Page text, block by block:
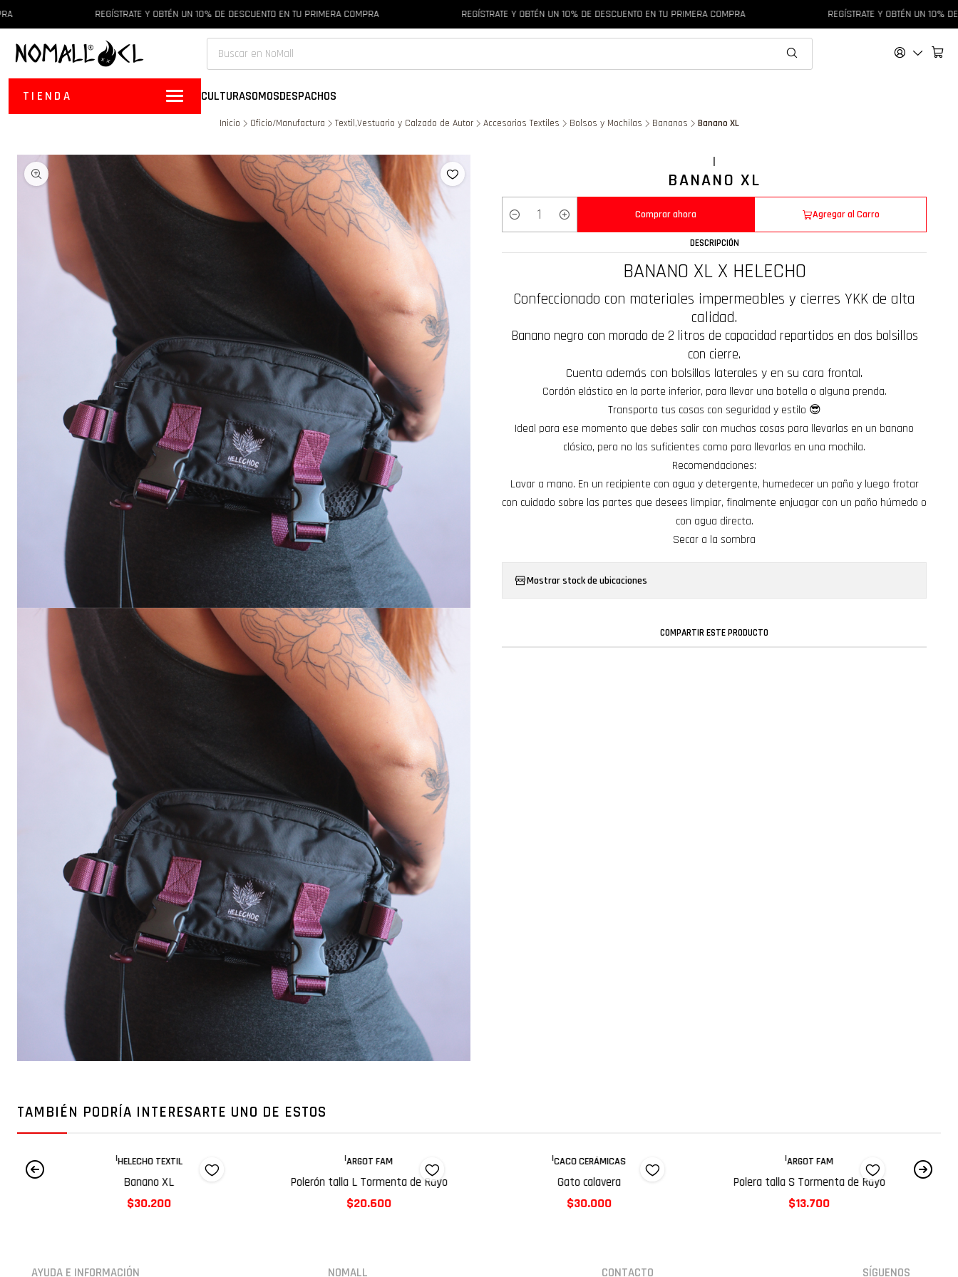
REGÍSTRATE Y OBTÉN UN 10% DE DESCUENTO EN TU PRIMERA COMPRA REGÍSTRATE Y OBTÉN UN 10% DE DESCUENTO EN TU PRIMERA COMPRA REGÍSTRATE Y OBTÉN UN 10% DE
TIENDA CULTURASOMOSDESPACHOS
Inicio Oficio/Manufactura Textil,Vestuario y Calzado de Autor Accesorios Textiles Bolsos y Mochilas Bananos Banano XL
|
BANANO XL
Cantidad
Agregar al Carro
Comprar ahora
DESCRIPCIÓN
BANANO XL X HELECHO
Confeccionado con materiales impermeables y cierres YKK de alta
calidad.
Banano negro con morado de 2 litros de capacidad repartidos en dos bolsillos
con cierre.
Cuenta además con bolsillos laterales y en su cara frontal.
Cordón elástico en la parte inferior, para llevar una botella o alguna prenda.
Transporta tus cosas con seguridad y estilo 😎
Ideal para ese momento que debes salir con muchas cosas para llevarlas en un banano
clásico, pero no las suficientes como para llevarlas en una mochila.
Recomendaciones:
Lavar a mano. En un recipiente con agua y detergente, humedecer un paño y luego frotar
con cuidado sobre las partes que desees limpiar, finalmente enjuagar con un paño húmedo o
con agua directa.
Secar a la sombra
Mostrar stock de ubicaciones
COMPARTIR ESTE PRODUCTO
TAMBIÉN PODRÍA INTERESARTE UNO DE ESTOS
|HELECHO TEXTIL
Banano XL
$30.200
|ARGOT FAM
Polerón talla L Tormenta de Rayo
$20.600
Agotado
|CACO CERÁMICAS
Gato calavera
$30.000
|ARGOT FAM
Polera talla S Tormenta de Rayo
$13.700
AYUDA E INFORMACIÓN NOMALL CONTACTO SÍGUENOS